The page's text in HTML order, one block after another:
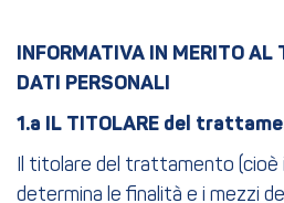
INFORMATIVA IN MERITO AL
DATI PERSONALI
1.a IL TITOLARE del
Il titolare del trattamento (cioè
determina le finalità e i mezzi